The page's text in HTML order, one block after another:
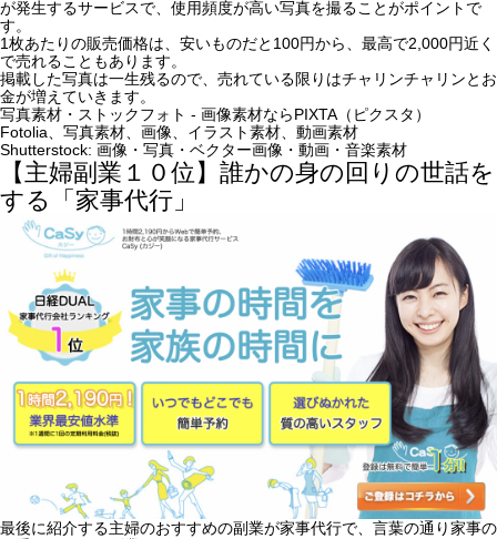
が発生するサービスで、使用頻度が高い写真を撮ることがポイントで
す。
1枚あたりの販売価格は、安いものだと100円から、最高で2,000円近く
で売れることもあります。
掲載した写真は一生残るので、売れている限りはチャリンチャリンとお
金が増えていきます。
写真素材・ストックフォト - 画像素材ならPIXTA（ピクスタ）
Fotolia、写真素材、画像、イラスト素材、動画素材
Shutterstock: 画像・写真・ベクター画像・動画・音楽素材
【主婦副業１０位】誰かの身の回りの世話を
する「家事代行」
最後に紹介する主婦のおすすめの副業が家事代行で、言葉の通り家事の